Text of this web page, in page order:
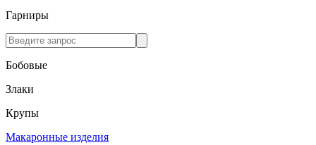
Гарниры
Бобовые
Злаки
Крупы
Макаронные изделия